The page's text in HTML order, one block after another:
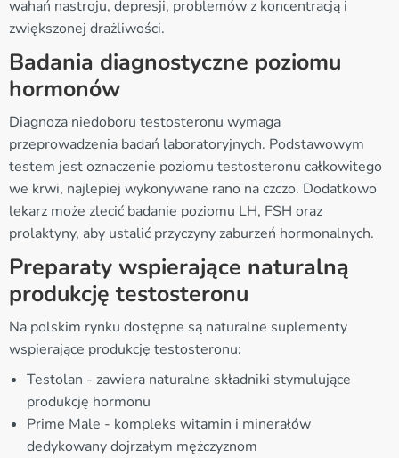
wahań nastroju, depresji, problemów z koncentracją i
zwiększonej drażliwości.
Badania diagnostyczne poziomu
hormonów
Diagnoza niedoboru testosteronu wymaga
przeprowadzenia badań laboratoryjnych. Podstawowym
testem jest oznaczenie poziomu testosteronu całkowitego
we krwi, najlepiej wykonywane rano na czczo. Dodatkowo
lekarz może zlecić badanie poziomu LH, FSH oraz
prolaktyny, aby ustalić przyczyny zaburzeń hormonalnych.
Preparaty wspierające naturalną
produkcję testosteronu
Na polskim rynku dostępne są naturalne suplementy
wspierające produkcję testosteronu:
Testolan - zawiera naturalne składniki stymulujące
produkcję hormonu
Prime Male - kompleks witamin i minerałów
dedykowany dojrzałym mężczyznom